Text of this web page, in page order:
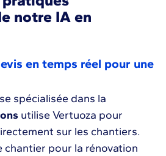
notre IA en
en temps réel pour une
spécialisée dans la
utilise Vertuoza pour
sur les chantiers.
chantier pour la rénovation